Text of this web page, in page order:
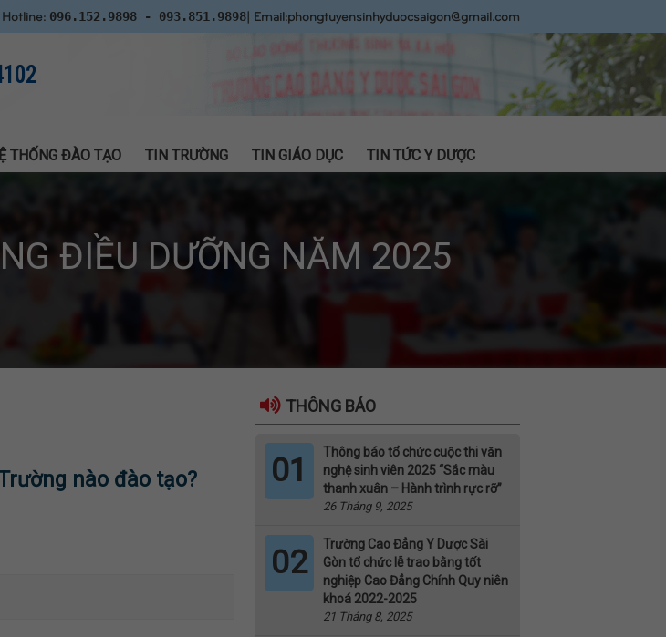
Hotline: 096.152.9898 - 093.851.9898| Email:phongtuyensinhyduocsaigon@gmail.com
THỐNG ĐÀO TẠO TIN TRƯỜNG TIN GIÁO DỤC TIN TỨC Y DƯỢC
ĐIỀU DƯỠNG NĂM 2025
nào đào tạo?
THÔNG BÁO
01
Thông báo tổ chức cuộc thi văn
nghệ sinh viên 2025 “Sắc màu
thanh xuân – Hành trình rực rỡ”
26 Tháng 9, 2025
02
Trường Cao Đẳng Y Dược Sài
Gòn tổ chức lễ trao bằng tốt
nghiệp Cao Đẳng Chính Quy niên
khoá 2022-2025
21 Tháng 8, 2025